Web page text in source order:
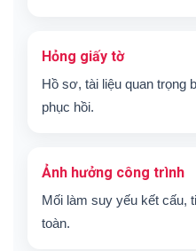
Hỏng giấy tờ
Hồ sơ, tài liệu quan trọng
phục hồi.
Ảnh hưởng công trình
Mối làm suy yếu kết cấu,
toàn.